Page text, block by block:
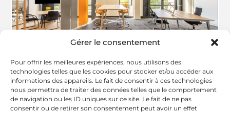
Gérer le consentement
Pour offrir les meilleures expériences, nous utilisons des
technologies telles que les cookies pour stocker et/ou accéder aux
informations des appareils. Le fait de consentir à ces technologies
nous permettra de traiter des données telles que le comportement
de navigation ou les ID uniques sur ce site. Le fait de ne pas
consentir ou de retirer son consentement peut avoir un effet